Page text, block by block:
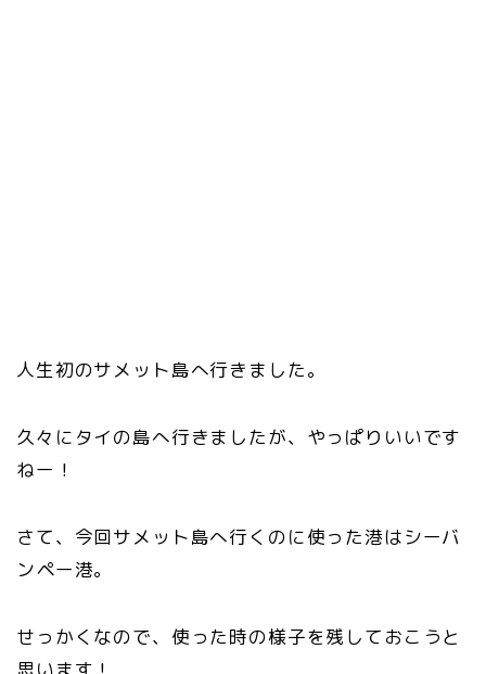
人生初のサメット島へ行きました。
久々にタイの島へ行きましたが、やっぱりいいです
ねー！
さて、今回サメット島へ行くのに使った港はシーバ
ンペー港。
せっかくなので、使った時の様子を残しておこうと